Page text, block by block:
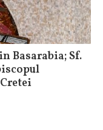
Basarabia; Sf.